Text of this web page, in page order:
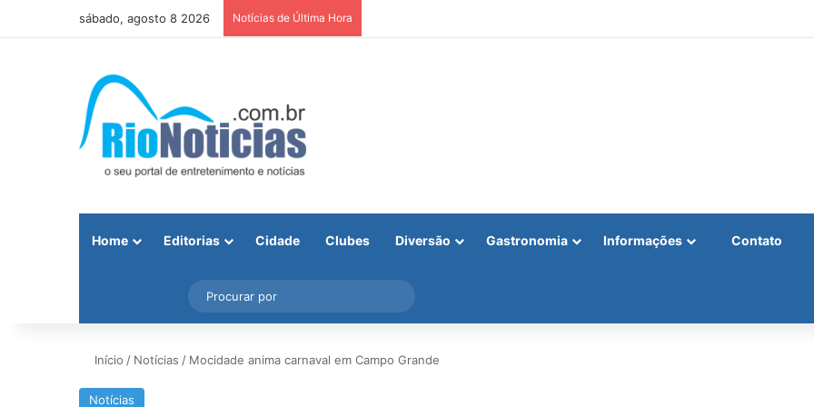
sábado, agosto 8 2026 Notícias de Última Hora
Home Editorias Cidade Clubes Diversão Gastronomia Informações Contato
Instagram
Barra Lateral
por
Início / Notícias / Mocidade anima carnaval em Campo Grande
Notícias